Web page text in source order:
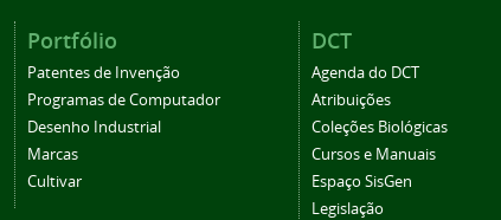
Portfólio
Patentes de Invenção
Programas de Computador
Desenho Industrial
Marcas
Cultivar
DCT
Agenda do DCT
Atribuições
Coleções Biológicas
Cursos e Manuais
Espaço SisGen
Legislação